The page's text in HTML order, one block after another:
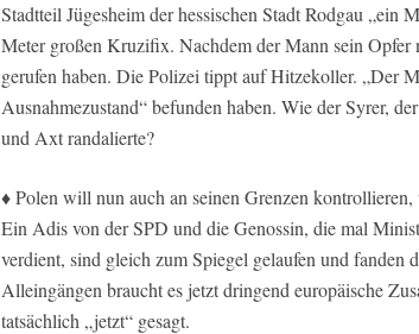
Stadtteil Jügesheim der hessischen Stadt Rodgau „ein
Meter großen Kruzifix. Nachdem der Mann sein Opfer
gerufen haben. Die Polizei tippt auf Hitzekoller. „Der
Ausnahmezustand“ befunden haben. Wie der Syrer,
und Axt randalierte?
♦ Polen will nun auch an seinen Grenzen kontrollieren,
Ein Adis von der SPD und die Genossin, die mal
verdient, sind gleich zum Spiegel gelaufen und fanden
Alleingängen braucht es jetzt dringend europäische
tatsächlich „jetzt“ gesagt.